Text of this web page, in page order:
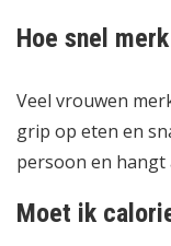
Hoe snel
Veel vrouwen
grip op eten en
persoon en hangt
Moet ik